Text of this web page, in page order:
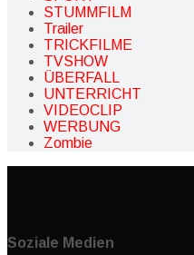
STUMMFILM
Trailer
TRICKFILME
TVSHOW
ÜBERFALL
UNTERRICHT
VIDEOCLIP
WERBUNG
Zombie
Soziale Medien